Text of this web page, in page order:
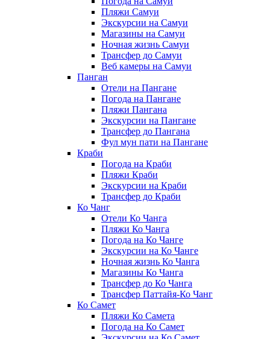
Пляжи Самуи
Экскурсии на Самуи
Магазины на Самуи
Ночная жизнь Самуи
Трансфер до Самуи
Веб камеры на Самуи
Панган
Отели на Пангане
Погода на Пангане
Пляжи Пангана
Экскурсии на Пангане
Трансфер до Пангана
Фул мун пати на Пангане
Краби
Погода на Краби
Пляжи Краби
Экскурсии на Краби
Трансфер до Краби
Ко Чанг
Отели Ко Чанга
Пляжи Ко Чанга
Погода на Ко Чанге
Экскурсии на Ко Чанге
Ночная жизнь Ко Чанга
Магазины Ко Чанга
Трансфер до Ко Чанга
Трансфер Паттайя-Ко Чанг
Ко Самет
Пляжи Ко Самета
Погода на Ко Самет